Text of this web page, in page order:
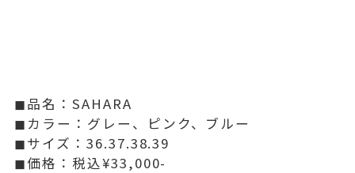
◼品名：SAHARA
◼カラー：グレー、ピンク、ブルー
◼サイズ：36.37.38.39
◼価格：税込¥33,000-